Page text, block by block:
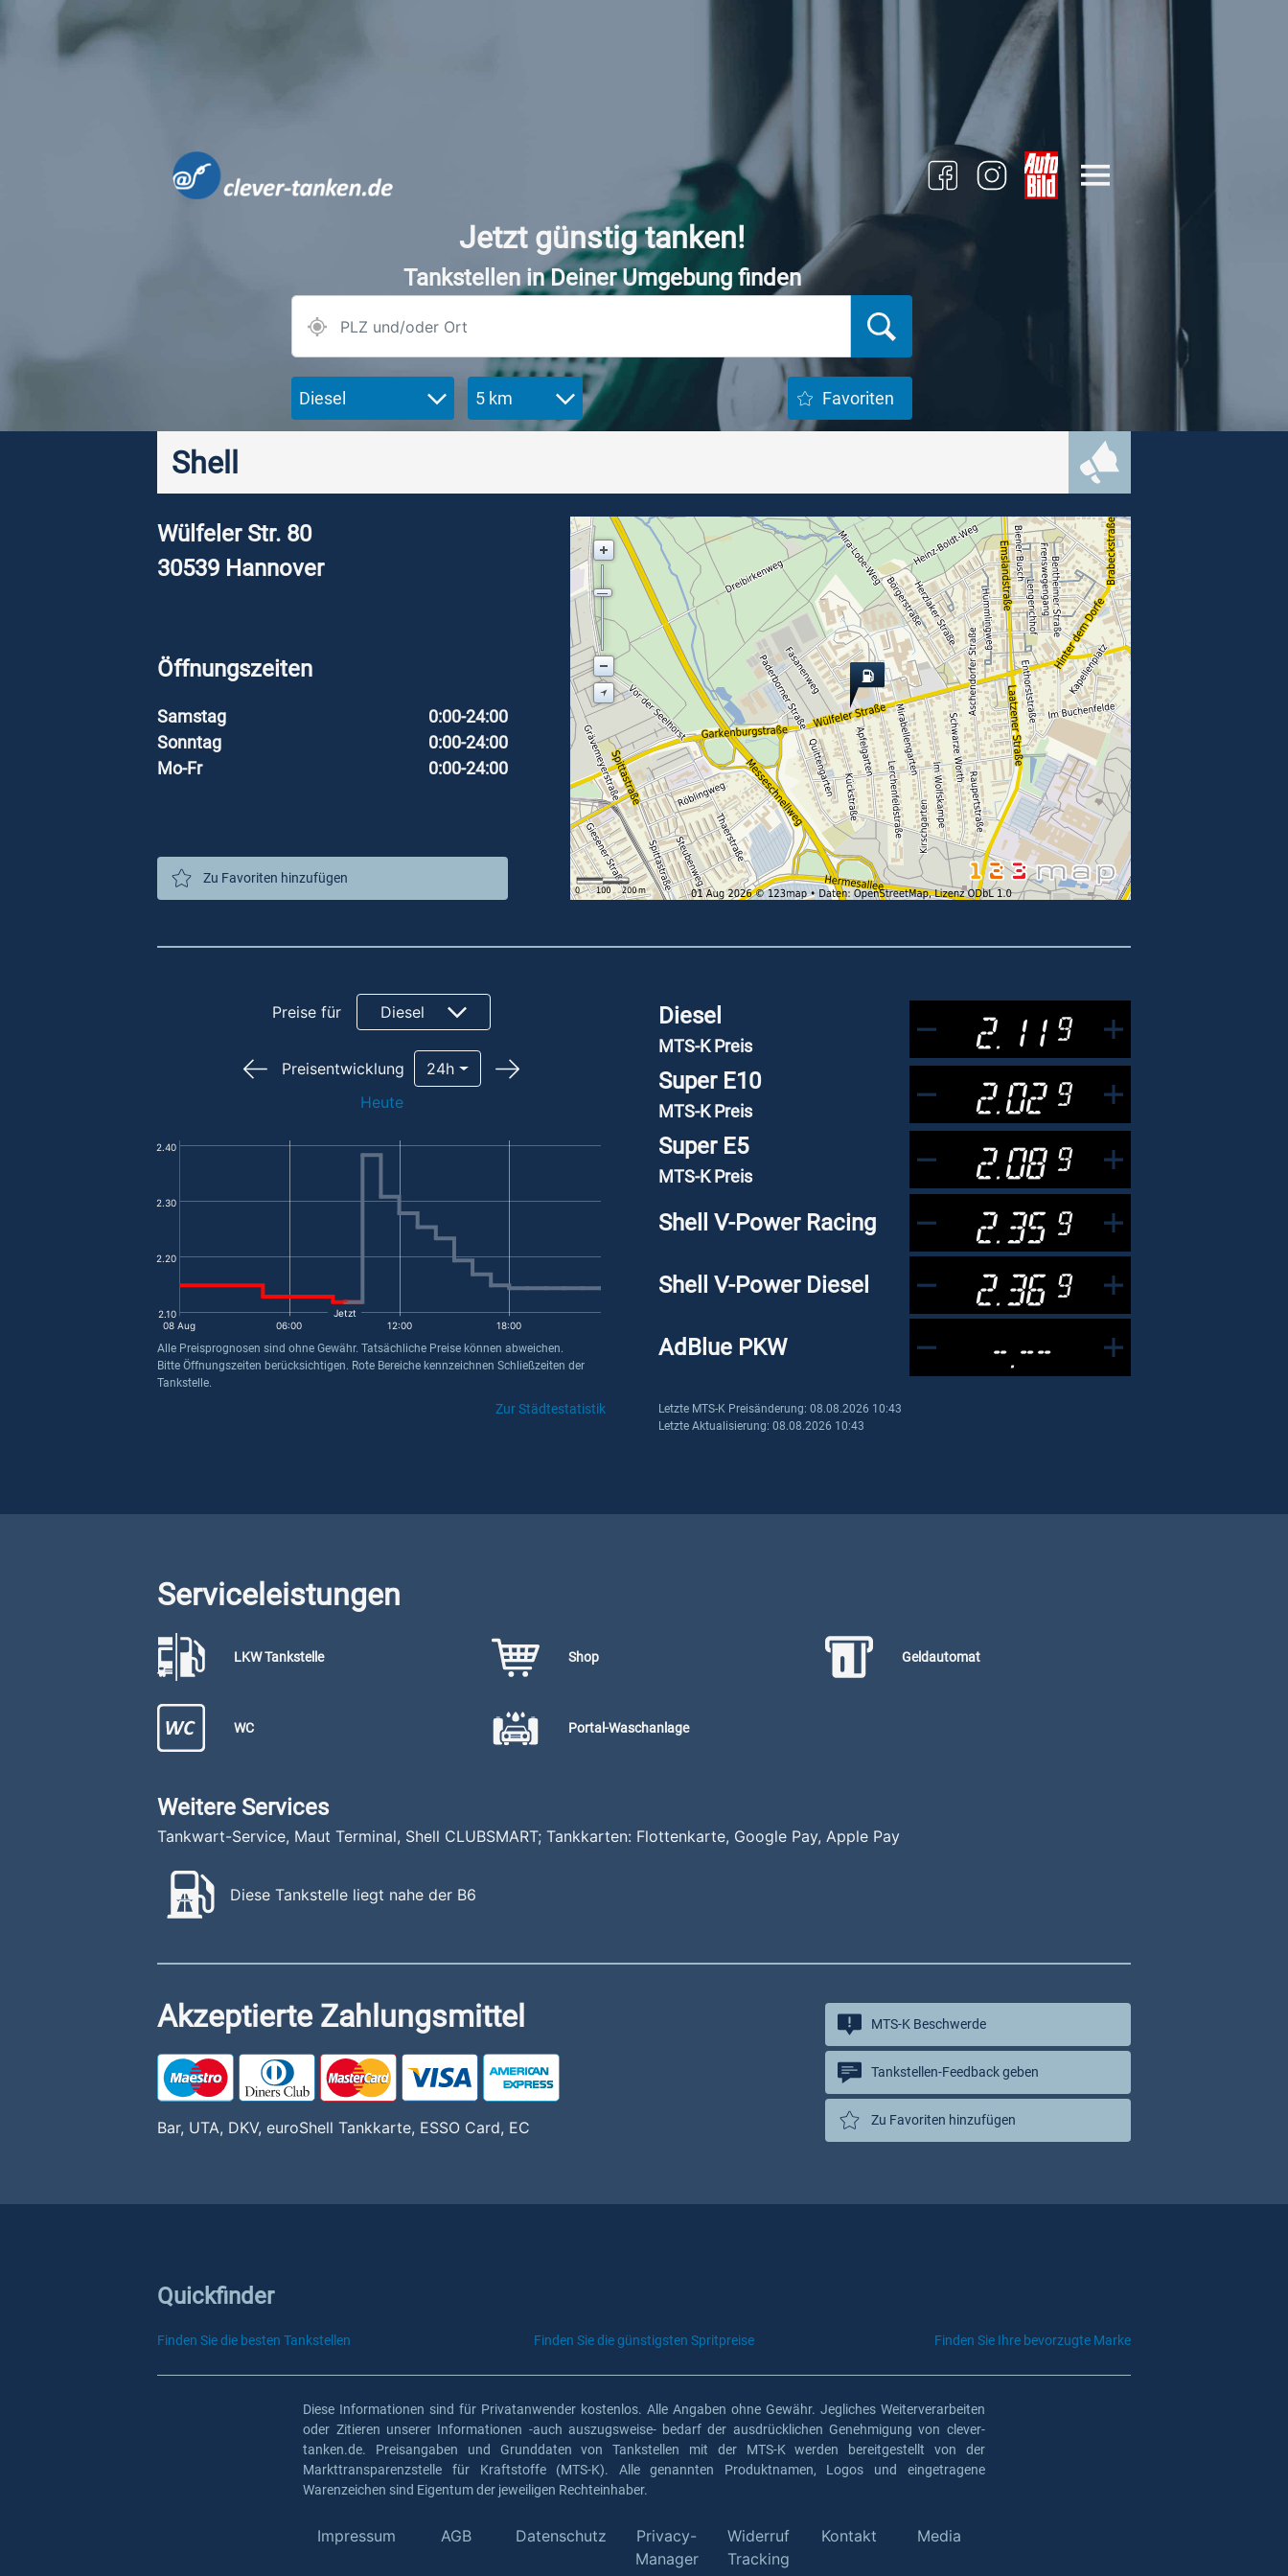
Jetzt günstig tanken!
Tankstellen in Deiner Umgebung finden
Diesel 5 km Favoriten
Shell
Wülfeler Str. 80
30539 Hannover
Öffnungszeiten
Samstag
0:00-24:00
Sonntag
0:00-24:00
Mo-Fr
0:00-24:00
Zu Favoriten hinzufügen
Diesel
MTS-K Preis 2.11
9
Super E10
MTS-K Preis 2.02
9
Super E5
MTS-K Preis 2.08 9
Shell V-Power Racing 2.35 9
Shell V-Power Diesel 2.36 9
AdBlue PKW -.--
Letzte MTS-K Preisänderung: 08.08.2026 10:43
Letzte Aktualisierung: 08.08.2026 10:43
Preise für Diesel
Preisentwicklung
24h
Heute
2.10
2.20
2.30
2.40
08 Aug 06:00 12:00 18:00
Jetzt
Alle Preisprognosen sind ohne Gewähr. Tatsächliche Preise können abweichen.
Bitte Öffnungszeiten berücksichtigen. Rote Bereiche kennzeichnen Schließzeiten der
Tankstelle.
Zur Städtestatistik
Serviceleistungen
LKW Tankstelle Shop Geldautomat
WC Portal-Waschanlage
Weitere Services
Tankwart-Service, Maut Terminal, Shell CLUBSMART; Tankkarten: Flottenkarte, Google Pay, Apple Pay
Diese Tankstelle liegt nahe der B6
Akzeptierte Zahlungsmittel
Bar, UTA, DKV, euroShell Tankkarte, ESSO Card, EC
MTS-K Beschwerde
Tankstellen-Feedback geben
Zu Favoriten hinzufügen
Quickfinder
Finden Sie die besten Tankstellen Finden Sie die günstigsten Spritpreise Finden Sie Ihre bevorzugte Marke
Diese Informationen sind für Privatanwender kostenlos. Alle Angaben ohne Gewähr. Jegliches Weiterverarbeiten
oder Zitieren unserer Informationen -auch auszugsweise- bedarf der ausdrücklichen Genehmigung von clever-
tanken.de. Preisangaben und Grunddaten von Tankstellen mit der MTS-K werden bereitgestellt von der
Markttransparenzstelle für Kraftstoffe (MTS-K). Alle genannten Produktnamen, Logos und eingetragene
Warenzeichen sind Eigentum der jeweiligen Rechteinhaber.
Impressum AGB Datenschutz
Privacy-
Manager
Widerruf
Tracking
Kontakt Media